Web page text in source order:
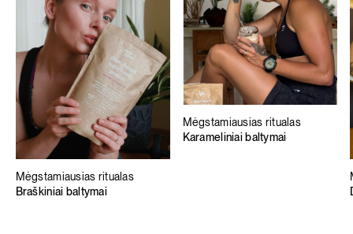
Mėgstamiausias ritualas
Braškiniai baltymai
Mėgstamiausias ritualas
Karameliniai baltymai